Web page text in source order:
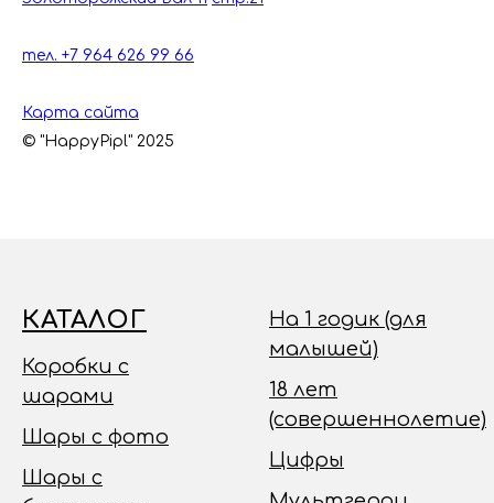
тел. +7 964 626 99 66
Карта сайта
© "HappyPipl" 2025
КАТАЛОГ
Коробки с
шарами
Шары с фото
Шары с
На 1 годик (для
малышей)
18 лет
(совершеннолетие)
Цифры